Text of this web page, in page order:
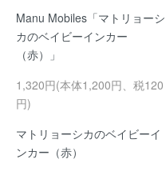
Manu Mobiles「マトリョーシ
カのベイビーインカー
（赤）」
1,320円(本体1,200円、税120
円)
マトリョーシカのベイビーイ
ンカー（赤）